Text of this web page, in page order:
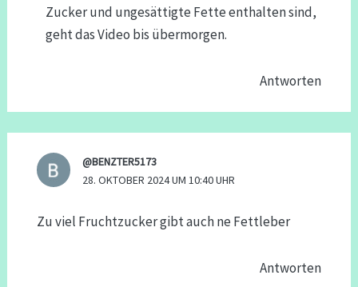
Zucker und ungesättigte Fette enthalten sind,
geht das Video bis übermorgen.
Antworten
@BENZTER5173
28. OKTOBER 2024 UM 10:40 UHR
Zu viel Fruchtzucker gibt auch ne Fettleber
Antworten